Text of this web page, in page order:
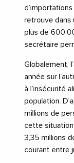
retrouve dans
plus de 600
secrétaire
Globalement,
année sur
à l’insécurité
population.
millions de
cette
3,35 millions
courant entre